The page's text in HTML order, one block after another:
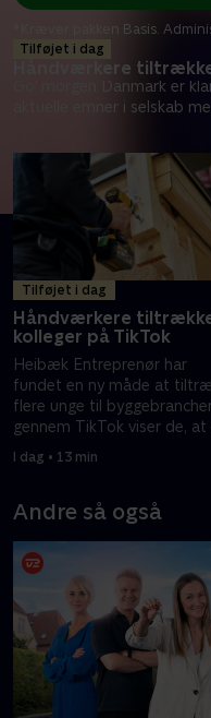
Tilføjet i dag
Håndværkere
Go' morgen Danmark er
aktuelle emner i selskab
*Kræver pakken Basis.
Tilføjet i dag
Håndværkere
kolleger på TikTok
Heibæk Entreprenør har
fundet en ny måde at
flere unge til
gennem TikTok viser de, at
fællesskab og humor.
I dag • 13 min
Andre så også